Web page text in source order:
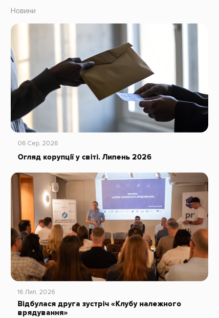
Новини
06 Сер, 2026
Огляд корупції у світі. Липень 2026
16 Лип, 2026
Відбулася друга зустріч «Клубу належного
врядування»